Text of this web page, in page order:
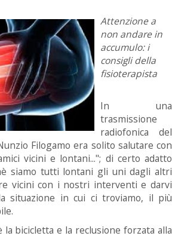
Attenzione a
non andare in
accumulo: i
consigli della
fisioterapista
In una
trasmissione
radiofonica del
Filogamo era solito salutare con
vicini e lontani..."; di certo adatto
siamo tutti lontani gli uni dagli altri
vicini con i nostri interventi e darvi
situazione in cui ci troviamo, il più
la bicicletta e la reclusione forzata alla